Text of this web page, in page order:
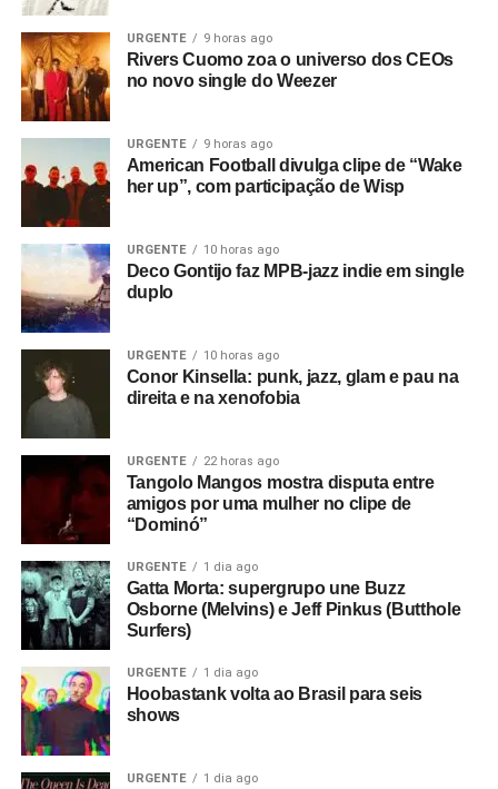
URGENTE 9 horas ago
Rivers Cuomo zoa o universo dos CEOs
no novo single do Weezer
URGENTE 9 horas ago
American Football divulga clipe de “Wake
her up”, com participação de Wisp
URGENTE 10 horas ago
Deco Gontijo faz MPB-jazz indie em single
duplo
URGENTE 10 horas ago
Conor Kinsella: punk, jazz, glam e pau na
direita e na xenofobia
URGENTE 22 horas ago
Tangolo Mangos mostra disputa entre
amigos por uma mulher no clipe de
“Dominó”
URGENTE 1 dia ago
Gatta Morta: supergrupo une Buzz
Osborne (Melvins) e Jeff Pinkus (Butthole
Surfers)
URGENTE 1 dia ago
Hoobastank volta ao Brasil para seis
shows
URGENTE 1 dia ago